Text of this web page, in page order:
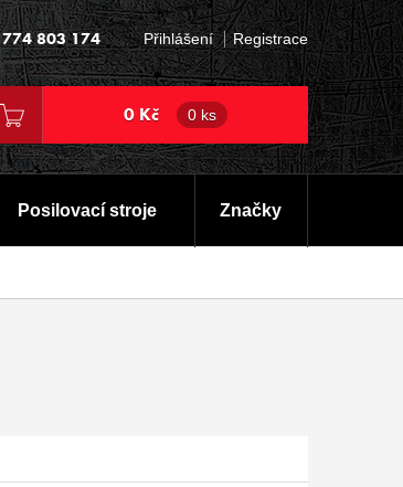
774 803 174 Přihlášení Registrace
0 Kč 0 ks
Posilovací stroje Značky